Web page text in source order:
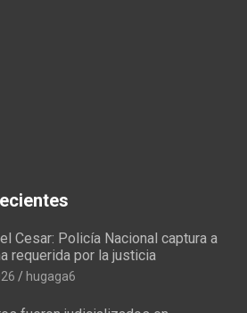
Cesar: Policía Nacional captura a
requerida por la justicia
hugaga6